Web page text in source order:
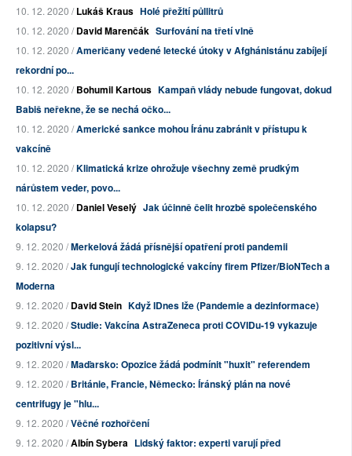
10. 12. 2020 /Lukáš Kraus Holé přežití půllitrů
10. 12. 2020 /David Marenčák Surfování na třetí vlně
10. 12. 2020 /Američany vedené letecké útoky v Afghánistánu zabíjejí
rekordní po...
10. 12. 2020 /Bohumil Kartous Kampaň vlády nebude fungovat, dokud
Babiš neřekne, že se nechá očko...
10. 12. 2020 /Americké sankce mohou Íránu zabránit v přístupu k
vakcíně
10. 12. 2020 /Klimatická krize ohrožuje všechny země prudkým
nárůstem veder, povo...
10. 12. 2020 /Daniel Veselý Jak účinně čelit hrozbě společenského
kolapsu?
9. 12. 2020 /Merkelová žádá přísnější opatření proti pandemii
9. 12. 2020 /Jak fungují technologické vakcíny firem Pfizer/BioNTech a
Moderna
9. 12. 2020 /David Stein Když IDnes lže (Pandemie a dezinformace)
9. 12. 2020 /Studie: Vakcína AstraZeneca proti COVIDu-19 vykazuje
pozitivní výsl...
9. 12. 2020 /Maďarsko: Opozice žádá podmínit "huxit" referendem
9. 12. 2020 /Británie, Francie, Německo: Íránský plán na nové
centrifugy je "hlu...
9. 12. 2020 /Věčné rozhořčení
9. 12. 2020 /Albín Sybera Lidský faktor: experti varují před